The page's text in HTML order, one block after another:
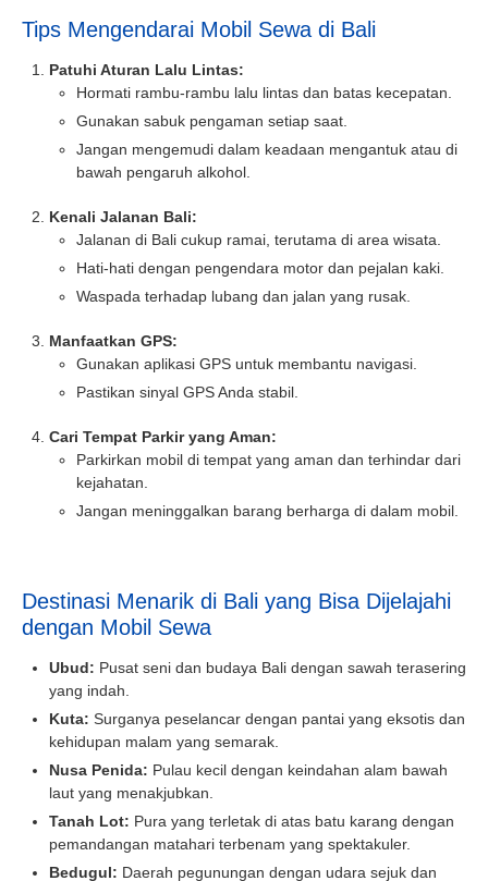
Tips Mengendarai Mobil Sewa di Bali
Patuhi Aturan Lalu Lintas:
Hormati rambu-rambu lalu lintas dan batas kecepatan.
Gunakan sabuk pengaman setiap saat.
Jangan mengemudi dalam keadaan mengantuk atau di
bawah pengaruh alkohol.
Kenali Jalanan Bali:
Jalanan di Bali cukup ramai, terutama di area wisata.
Hati-hati dengan pengendara motor dan pejalan kaki.
Waspada terhadap lubang dan jalan yang rusak.
Manfaatkan GPS:
Gunakan aplikasi GPS untuk membantu navigasi.
Pastikan sinyal GPS Anda stabil.
Cari Tempat Parkir yang Aman:
Parkirkan mobil di tempat yang aman dan terhindar dari
kejahatan.
Jangan meninggalkan barang berharga di dalam mobil.
Destinasi Menarik di Bali yang Bisa Dijelajahi
dengan Mobil Sewa
Ubud: Pusat seni dan budaya Bali dengan sawah terasering
yang indah.
Kuta: Surganya peselancar dengan pantai yang eksotis dan
kehidupan malam yang semarak.
Nusa Penida: Pulau kecil dengan keindahan alam bawah
laut yang menakjubkan.
Tanah Lot: Pura yang terletak di atas batu karang dengan
pemandangan matahari terbenam yang spektakuler.
Bedugul: Daerah pegunungan dengan udara sejuk dan
Book via WhatsApp
Tipe Sewa*
Nama*